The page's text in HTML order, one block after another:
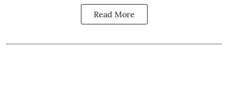
Read More